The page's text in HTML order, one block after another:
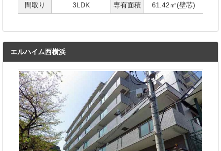
間取り 3LDK 専有面積 61.42㎡(壁芯)
エルハイム西横浜